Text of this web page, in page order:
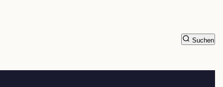
Suchen